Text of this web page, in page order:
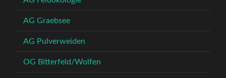
AG Graebsee
AG Pulverweiden
OG Bitterfeld/Wolfen